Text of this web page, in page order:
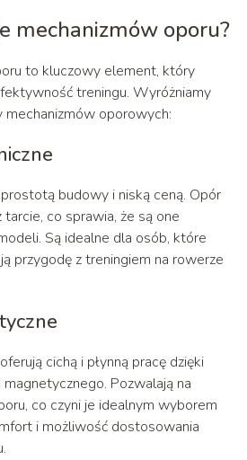
mechanizmów oporu?
to kluczowy element, który
treningu. Wyróżniamy
oporowych:
budowy i niską ceną. Opór
co sprawia, że są one
Są idealne dla osób, które
przygodę z treningiem na rowerze
cichą i płynną pracę dzięki
Pozwalają na
co czyni je idealnym wyborem
i możliwość dostosowania